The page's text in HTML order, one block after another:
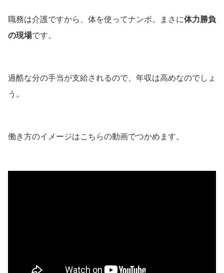
職務は介護ですから、体を使ってナンボ。まさに体力勝負
の現場です。
過酷な分の手当が支給されるので、年収は高めなのでしょ
う。
働き方のイメージはこちらの動画でつかめます。